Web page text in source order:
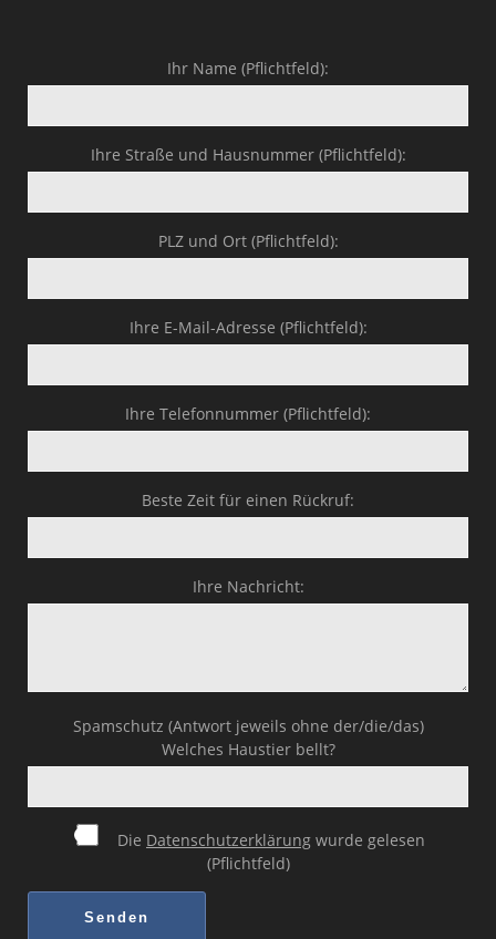
Ihr Name (Pflichtfeld):
Ihre Straße und Hausnummer (Pflichtfeld):
PLZ und Ort (Pflichtfeld):
Ihre E-Mail-Adresse (Pflichtfeld):
Ihre Telefonnummer (Pflichtfeld):
Beste Zeit für einen Rückruf:
Ihre Nachricht:
Spamschutz (Antwort jeweils ohne der/die/das)
Welches Haustier bellt?
Die Datenschutzerklärung wurde gelesen
(Pflichtfeld)